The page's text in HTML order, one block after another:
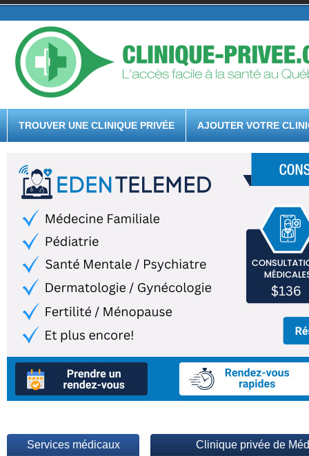
TROUVER UNE CLINIQUE PRIVÉE AJOUTER VOTRE
Services médicaux Clinique privée de